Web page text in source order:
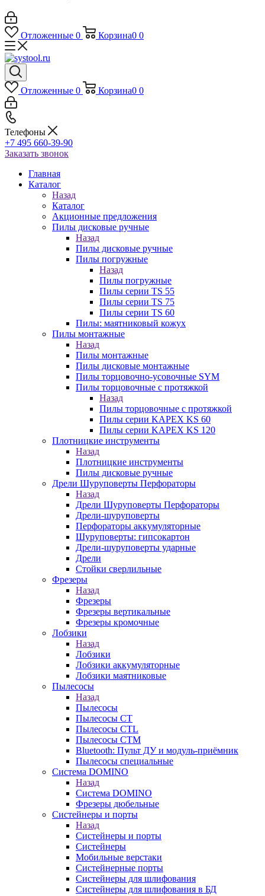
Отложенные 0 Корзина0 0
Отложенные 0 Корзина0 0
Телефоны
+7 495 660-39-90
Заказать звонок
Главная
Каталог
Назад
Каталог
Акционные предложения
Пилы дисковые ручные
Назад
Пилы дисковые ручные
Пилы погружные
Назад
Пилы погружные
Пилы серии TS 55
Пилы серии TS 75
Пилы серии TS 60
Пилы: маятниковый кожух
Пилы монтажные
Назад
Пилы монтажные
Пилы дисковые монтажные
Пилы торцовочно-усовочные SYM
Пилы торцовочные с протяжкой
Назад
Пилы торцовочные с протяжкой
Пилы серии KAPEX KS 60
Пилы серии KAPEX KS 120
Плотницкие инструменты
Назад
Плотницкие инструменты
Пилы дисковые ручные
Дрели Шуруповерты Перфораторы
Назад
Дрели Шуруповерты Перфораторы
Дрели-шуруповерты
Перфораторы аккумуляторные
Шуруповерты: гипсокартон
Дрели-шуруповерты ударные
Дрели
Стойки сверлильные
Фрезеры
Назад
Фрезеры
Фрезеры вертикальные
Фрезеры кромочные
Лобзики
Назад
Лобзики
Лобзики аккумуляторные
Лобзики маятниковые
Пылесосы
Назад
Пылесосы
Пылесосы CT
Пылесосы CTL
Пылесосы CTM
Bluetooth: Пульт ДУ и модуль-приёмник
Пылесосы специальные
Система DOMINO
Назад
Система DOMINO
Фрезеры дюбельные
Систейнеры и порты
Назад
Систейнеры и порты
Систейнеры
Мобильные верстаки
Систейнерные порты
Систейнеры для шлифования
Систейнеры для шлифования в БД